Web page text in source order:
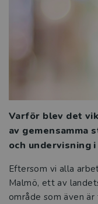
Tre
och
teknik
Rätt
Varför blev det
av gemensamma
och undervisning
Eftersom vi alla
Malmö, ett av
område som även